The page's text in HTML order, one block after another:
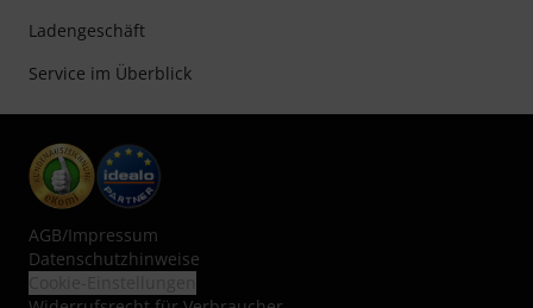
Ladengeschäft
Service im Überblick
AGB/Impressum
Datenschutzhinweise